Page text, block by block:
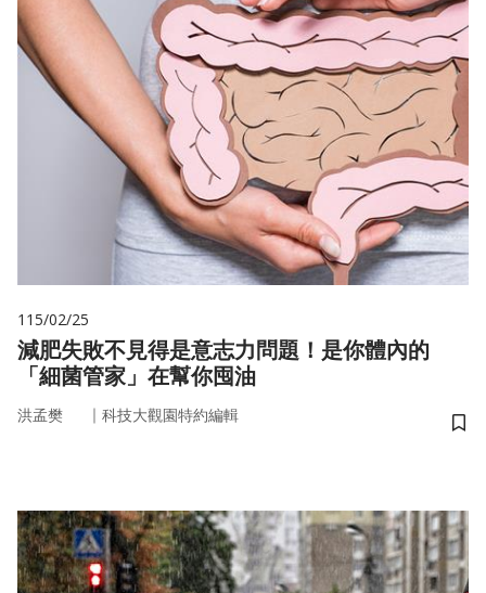
115/02/25
減肥失敗不見得是意志力問題！是你體內的
「細菌管家」在幫你囤油
洪孟樊 ｜ 科技大觀園特約編輯
儲